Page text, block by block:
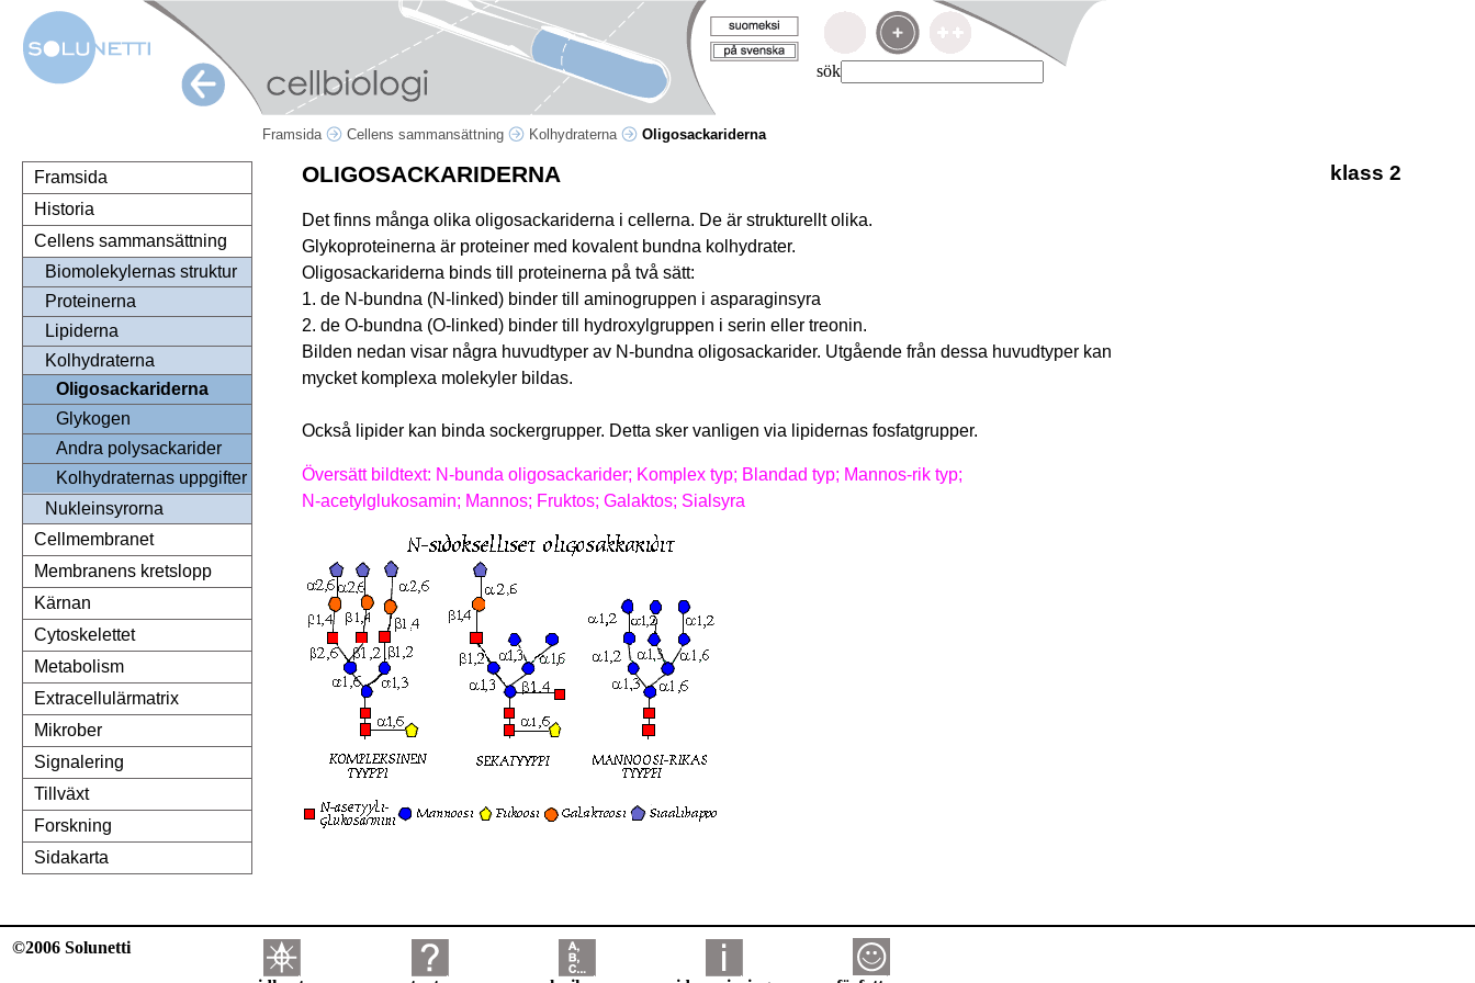
sök
Framsida Cellens sammansättning Kolhydraterna Oligosackariderna
Framsida
Historia
Cellens sammansättning
Biomolekylernas struktur
Proteinerna
Lipiderna
Kolhydraterna
Oligosackariderna
Glykogen
Andra polysackarider
Kolhydraternas uppgifter
Nukleinsyrorna
Cellmembranet
Membranens kretslopp
Kärnan
Cytoskelettet
Metabolism
Extracellulärmatrix
Mikrober
Signalering
Tillväxt
Forskning
Sidakarta
klass 2
OLIGOSACKARIDERNA
Det finns många olika oligosackariderna i cellerna. De är strukturellt olika.
Glykoproteinerna är proteiner med kovalent bundna kolhydrater.
Oligosackariderna binds till proteinerna på två sätt:
1. de N-bundna (N-linked) binder till aminogruppen i asparaginsyra
2. de O-bundna (O-linked) binder till hydroxylgruppen i serin eller treonin.
Bilden nedan visar några huvudtyper av N-bundna oligosackarider. Utgående från dessa huvudtyper kan
mycket komplexa molekyler bildas.
Också lipider kan binda sockergrupper. Detta sker vanligen via lipidernas fosfatgrupper.
Översätt bildtext: N-bunda oligosackarider; Komplex typ; Blandad typ; Mannos-rik typ;
N-acetylglukosamin; Mannos; Fruktos; Galaktos; Sialsyra
©2006 Solunetti